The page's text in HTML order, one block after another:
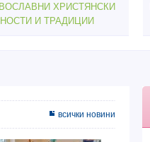
ХРИСТЯНСКИ
И ТРАДИЦИИ
всички новини